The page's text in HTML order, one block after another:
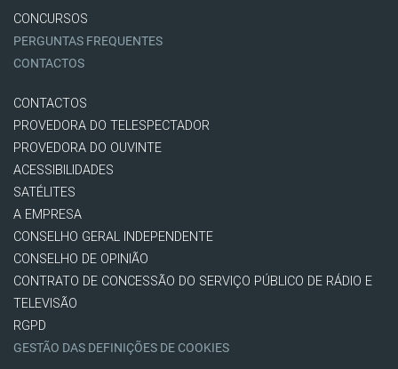
CONCURSOS
PERGUNTAS FREQUENTES
CONTACTOS
CONTACTOS
PROVEDORA DO TELESPECTADOR
PROVEDORA DO OUVINTE
ACESSIBILIDADES
SATÉLITES
A EMPRESA
CONSELHO GERAL INDEPENDENTE
CONSELHO DE OPINIÃO
CONTRATO DE CONCESSÃO DO SERVIÇO PÚBLICO DE RÁDIO E
TELEVISÃO
RGPD
GESTÃO DAS DEFINIÇÕES DE COOKIES